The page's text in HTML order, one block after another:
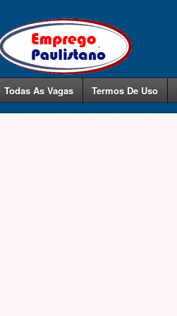
Todas As Vagas Termos De Uso